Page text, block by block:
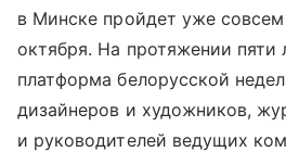
в Минске пройдет уже
октября. На протяжении пяти
платформа белорусской
дизайнеров и художников,
и руководителей ведущих